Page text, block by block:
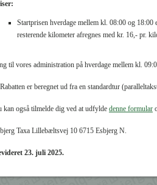
Startprisen hverdage mellem kl. 08:00 og
resterende kilometer afregnes med kr. 16,- pr.
til vores administration på hverdage mellem kl.
er beregnet ud fra en standardtur
kan også tilmelde dig ved at udfylde denne formular
Taxa Lillebæltsvej 10 6715 Esbjerg N.
23. juli 2025.